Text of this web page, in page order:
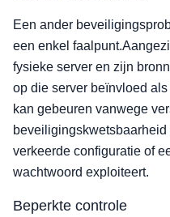
Een ander
een enkel
fysieke server en zijn
op die server beïnvloed
kan gebeuren vanwege
verkeerde configuratie of
wachtwoord exploiteert.
Beperkte controle